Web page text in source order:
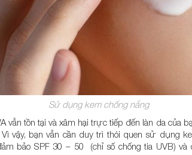
Sử dụng kem chống nắng
vẫn tồn tại và xâm hại trực tiếp đến làn da của
vậy, bạn vẫn cần duy trì thói quen sử dụng
bảo SPF 30 – 50 (chỉ số chống tia UVB)